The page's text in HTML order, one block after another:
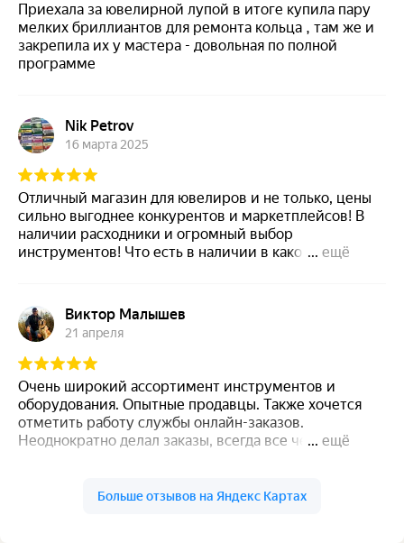
Приехала за ювелирной лупой в итоге купила пару
мелких бриллиантов для ремонта кольца , там же и
закрепила их у мастера - довольная по полной
программе
Nik Petrov
16 марта 2025
Отличный магазин для ювелиров и не только, цены
сильно выгоднее конкурентов и маркетплейсов! В
наличии расходники и огромный выбор
инструментов! Что есть в наличии в каком магазине
... ещё
Виктор Малышев
21 апреля
Очень широкий ассортимент инструментов и
оборудования. Опытные продавцы. Также хочется
отметить работу службы онлайн-заказов.
Неоднократно делал заказы, всегда все четко,
... ещё
Светлана Лапухина
Больше отзывов на Яндекс Картах